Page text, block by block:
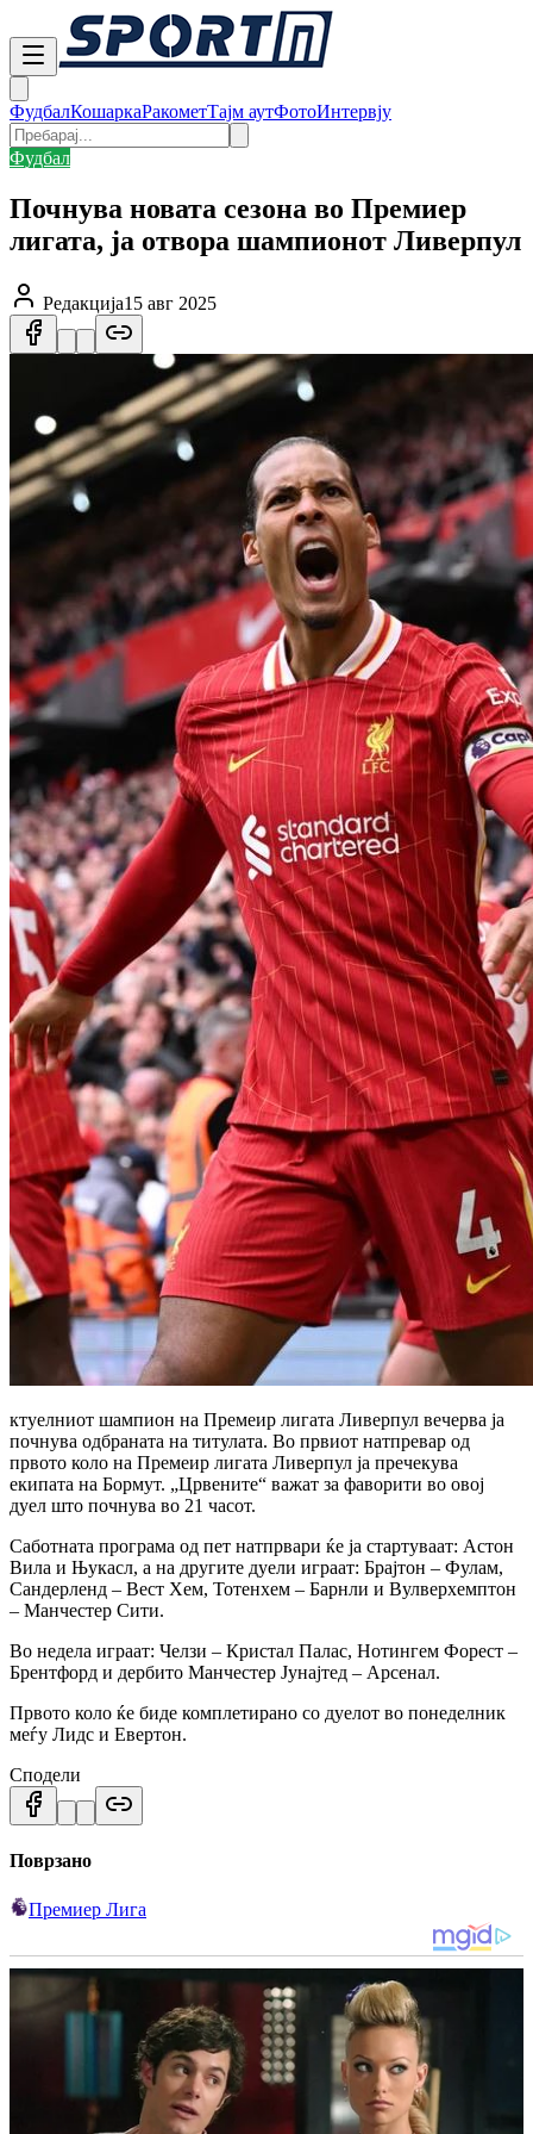
ФудбалКошаркаРакометТајм аутФотоИнтервју
Фудбал
Почнува новата сезона во Премиер
лигата, ја отвора шампионот Ливерпул
Редакција15 авг 2025
ктуелниот шампион на Премеир лигата Ливерпул вечерва ја
почнува одбраната на титулата. Во првиот натпревар од
првото коло на Премеир лигата Ливерпул ја пречекува
екипата на Бормут. „Црвените“ важат за фаворити во овој
дуел што почнува во 21 часот.
Саботната програма од пет натпрвари ќе ја стартуваат: Астон
Вила и Њукасл, а на другите дуели играат: Брајтон – Фулам,
Сандерленд – Вест Хем, Тотенхем – Барнли и Вулверхемптон
– Манчестер Сити.
Во недела играат: Челзи – Кристал Палас, Нотингем Форест –
Брентфорд и дербито Манчестер Јунајтед – Арсенал.
Првото коло ќе биде комплетирано со дуелот во понеделник
меѓу Лидс и Евертон.
Сподели
Поврзано
Премиер Лига